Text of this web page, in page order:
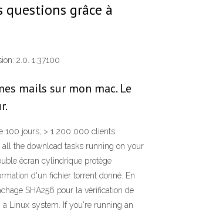
questions grâce à
2.0. 1.37100
mails sur mon mac. Le
100 jours; > 1 200 000 clients
all the download tasks running on your
écran cylindrique protège
d'un fichier torrent donné. En
SHA256 pour la vérification de
Linux system. If you're running an